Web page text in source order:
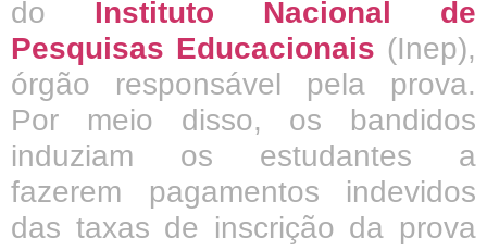
do Instituto Nacional de
Pesquisas Educacionais (Inep),
órgão responsável pela prova.
Por meio disso, os bandidos
induziam os estudantes a
fazerem pagamentos indevidos
das taxas de inscrição da prova